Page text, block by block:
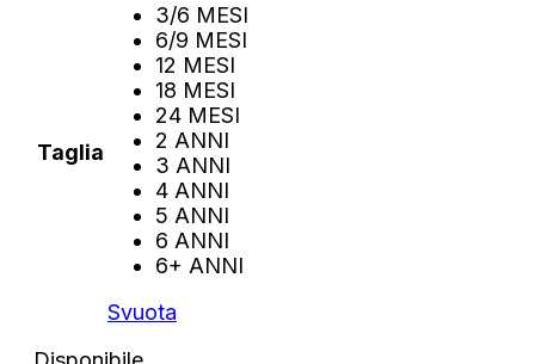
Taglia
3/6 MESI
6/9 MESI
12 MESI
18 MESI
24 MESI
2 ANNI
3 ANNI
4 ANNI
5 ANNI
6 ANNI
6+ ANNI
Svuota